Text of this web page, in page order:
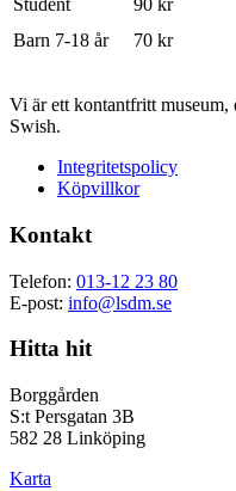
Student
90 kr
Barn 7-18 år
70 kr
Vi är ett kontantfritt museum,
Swish.
Integritetspolicy
Köpvillkor
Kontakt
Telefon: 013-12 23 80
E-post: info@lsdm.se
Hitta hit
Borggården
S:t Persgatan 3B
582 28 Linköping
Karta